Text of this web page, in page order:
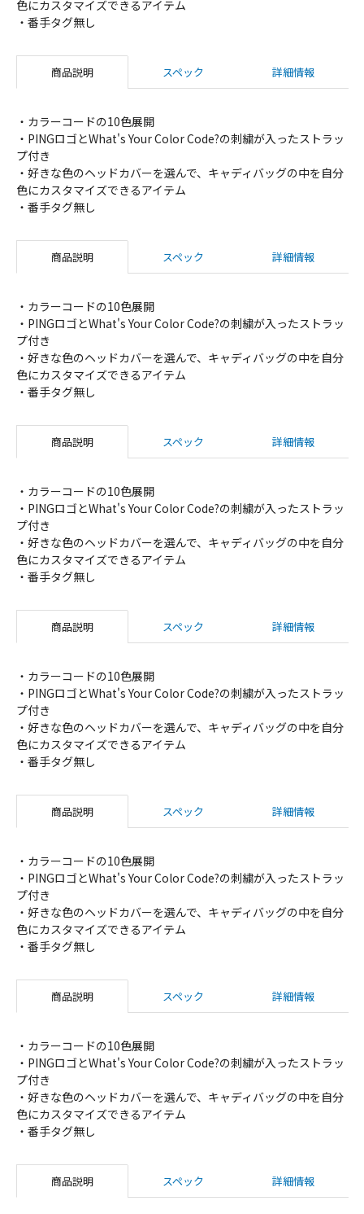
色にカスタマイズできるアイテム
・番手タグ無し
商品説明 スペック 詳細情報
・カラーコードの10色展開
・PINGロゴとWhat's Your Color Code?の刺繍が入ったストラッ
プ付き
・好きな色のヘッドカバーを選んで、キャディバッグの中を自分
色にカスタマイズできるアイテム
・番手タグ無し
商品説明 スペック 詳細情報
・カラーコードの10色展開
・PINGロゴとWhat's Your Color Code?の刺繍が入ったストラッ
プ付き
・好きな色のヘッドカバーを選んで、キャディバッグの中を自分
色にカスタマイズできるアイテム
・番手タグ無し
商品説明 スペック 詳細情報
・カラーコードの10色展開
・PINGロゴとWhat's Your Color Code?の刺繍が入ったストラッ
プ付き
・好きな色のヘッドカバーを選んで、キャディバッグの中を自分
色にカスタマイズできるアイテム
・番手タグ無し
商品説明 スペック 詳細情報
・カラーコードの10色展開
・PINGロゴとWhat's Your Color Code?の刺繍が入ったストラッ
プ付き
・好きな色のヘッドカバーを選んで、キャディバッグの中を自分
色にカスタマイズできるアイテム
・番手タグ無し
商品説明 スペック 詳細情報
・カラーコードの10色展開
・PINGロゴとWhat's Your Color Code?の刺繍が入ったストラッ
プ付き
・好きな色のヘッドカバーを選んで、キャディバッグの中を自分
色にカスタマイズできるアイテム
・番手タグ無し
商品説明 スペック 詳細情報
・カラーコードの10色展開
・PINGロゴとWhat's Your Color Code?の刺繍が入ったストラッ
プ付き
・好きな色のヘッドカバーを選んで、キャディバッグの中を自分
色にカスタマイズできるアイテム
・番手タグ無し
商品説明 スペック 詳細情報